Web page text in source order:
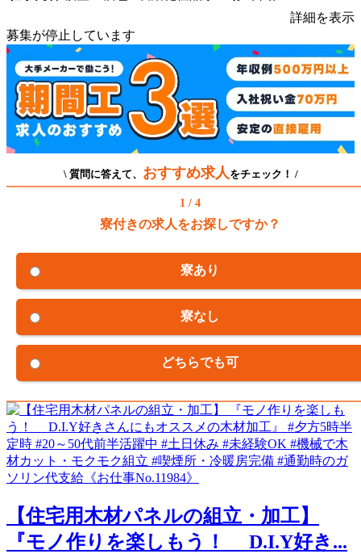
詳細を表示
募集が停止しています
\ 質問に答えて、 おすすめ求人 をチェック！ /
1 / 4
寮付きの求人をお探しですか？
寮あり
寮なし
どちらでも可
【住宅用木材パネルの組立・加工】
『モノ作りを楽しもう！ D.I.Y好き...